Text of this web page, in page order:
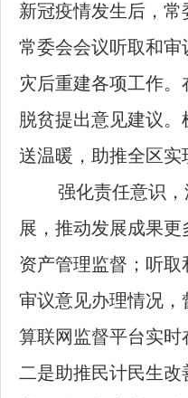
新冠疫情发生后，
常委会会议听取和
灾后重建各项工作
脱贫提出意见建议
送温暖，助推全区实
强化责任意识
展，推动发展成果
资产管理监督；听
审议意见办理情况
算联网监督平台实
二是助推民计民生